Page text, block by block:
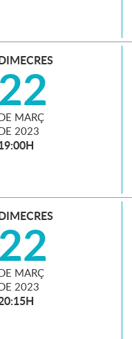
22
MARÇ
2023
22
MARÇ
2023